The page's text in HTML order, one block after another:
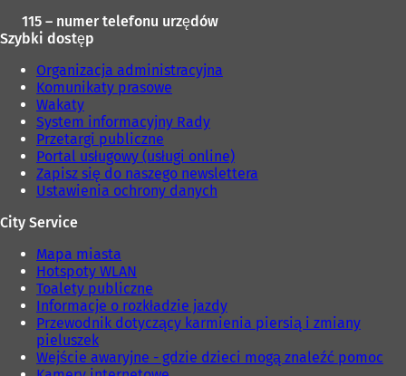
115 – numer telefonu urzędów
Szybki dostęp
Organizacja administracyjna
Komunikaty prasowe
Wakaty
System informacyjny Rady
Przetargi publiczne
Portal usługowy (usługi online)
Zapisz się do naszego newslettera
Ustawienia ochrony danych
City Service
Mapa miasta
Hotspoty WLAN
Toalety publiczne
Informacje o rozkładzie jazdy
Przewodnik dotyczący karmienia piersią i zmiany
pieluszek
Wejście awaryjne - gdzie dzieci mogą znaleźć pomoc